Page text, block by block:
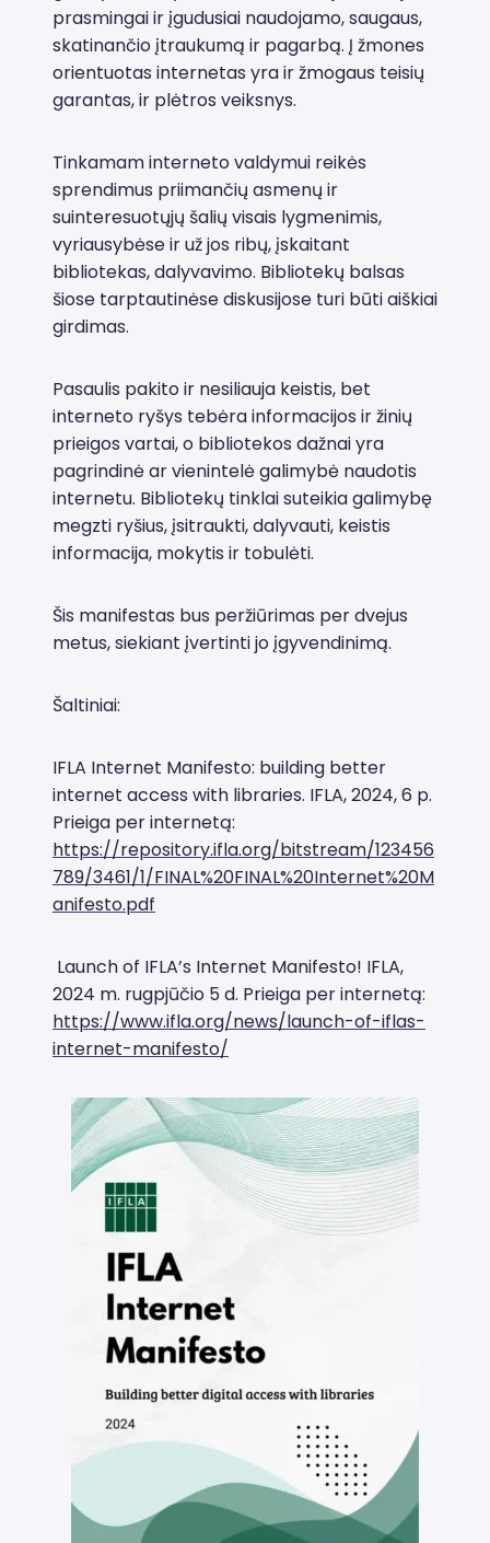
prasmingai ir įgudusiai naudojamo, saugaus,
skatinančio įtraukumą ir pagarbą. Į žmones
orientuotas internetas yra ir žmogaus teisių
garantas, ir plėtros veiksnys.
Tinkamam interneto valdymui reikės
sprendimus priimančių asmenų ir
suinteresuotųjų šalių visais lygmenimis,
vyriausybėse ir už jos ribų, įskaitant
bibliotekas, dalyvavimo. Bibliotekų balsas
šiose tarptautinėse diskusijose turi būti aiškiai
girdimas.
Pasaulis pakito ir nesiliauja keistis, bet
interneto ryšys tebėra informacijos ir žinių
prieigos vartai, o bibliotekos dažnai yra
pagrindinė ar vienintelė galimybė naudotis
internetu. Bibliotekų tinklai suteikia galimybę
megzti ryšius, įsitraukti, dalyvauti, keistis
informacija, mokytis ir tobulėti.
Šis manifestas bus peržiūrimas per dvejus
metus, siekiant įvertinti jo įgyvendinimą.
Šaltiniai:
IFLA Internet Manifesto: building better
internet access with libraries. IFLA, 2024, 6 p.
Prieiga per internetą:
https://repository.ifla.org/bitstream/123456
789/3461/1/FINAL%20FINAL%20Internet%20M
anifesto.pdf
Launch of IFLA’s Internet Manifesto! IFLA,
2024 m. rugpjūčio 5 d. Prieiga per internetą:
https://www.ifla.org/news/launch-of-iflas-
internet-manifesto/